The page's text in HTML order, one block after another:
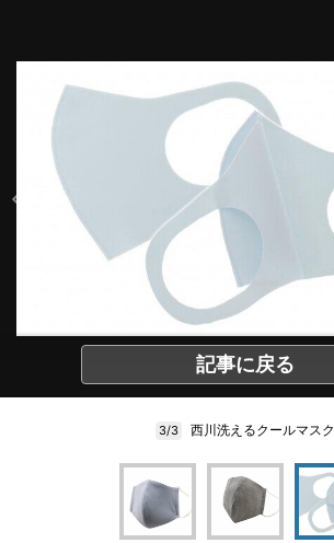
記事に戻る
3/3 西川洗えるクールマスク